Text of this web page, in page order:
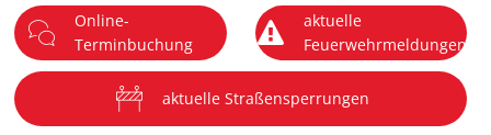
Menü
Online-
Terminbuchung
aktuelle
Feuerwehrmeldungen
aktuelle Straßensperrungen